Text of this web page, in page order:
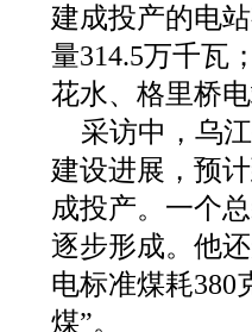
建成投产的电
量314.5万千瓦
花水、格里桥
采访中，乌
建设进展，预
成投产。一个
逐步形成。他
电标准煤耗380
煤”。